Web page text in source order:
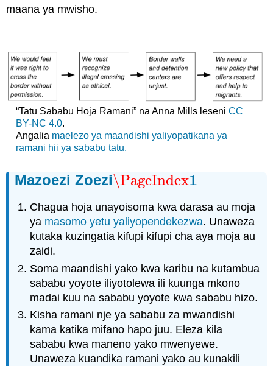
maana ya mwisho.
“Tatu Sababu Hoja Ramani” na Anna Mills leseni CC
BY-NC 4.0.
Angalia maelezo ya maandishi yaliyopatikana ya
ramani hii ya sababu tatu.
Mazoezi Zoezi\PageIndex1
\PageIndex1
Chagua hoja unayoisoma kwa darasa au moja
ya masomo yetu yaliyopendekezwa. Unaweza
kutaka kuzingatia kifupi kifupi cha aya moja au
zaidi.
Soma maandishi yako kwa karibu na kutambua
sababu yoyote iliyotolewa ili kuunga mkono
madai kuu na sababu yoyote kwa sababu hizo.
Kisha ramani nje ya sababu za mwandishi
kama katika mifano hapo juu. Eleza kila
sababu kwa maneno yako mwenyewe.
Unaweza kuandika ramani yako au kunakili